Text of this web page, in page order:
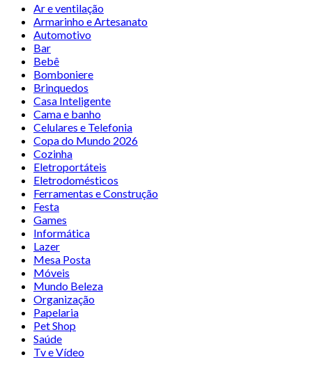
Ar e ventilação
Armarinho e Artesanato
Automotivo
Bar
Bebê
Bomboniere
Brinquedos
Casa Inteligente
Cama e banho
Celulares e Telefonia
Copa do Mundo 2026
Cozinha
Eletroportáteis
Eletrodomésticos
Ferramentas e Construção
Festa
Games
Informática
Lazer
Mesa Posta
Móveis
Mundo Beleza
Organização
Papelaria
Pet Shop
Saúde
Tv e Vídeo